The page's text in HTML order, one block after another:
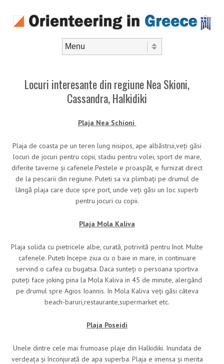
Locuri interesante din regiune Nea Skioni,
Cassandra, Halkidiki
Plaja Nea Schioni
Plaja de coasta pe un teren lung nisipos, ape albăstrui,veți găsi
locuri de jocuri pentru copii, stadiu pentru volei, sport de mare,
diferite taverne și cafenele.Pestele e proaspăt, e furnizat direct
de la pescarii din regiune. Puteti sa va plimbați pe drumul de
lângă plaja care duce spre port, unde veți găsi un loc superb
pentru jocuri cu copii.
Plaja Mola Kaliva
Plaja solida cu pietricele albe, curată, potrivită pentru înot. Multe
cafenele. Puteti începe ziua cu o baie in mare, in continuare
servind o cafea cu bugatsa. Daca sunteți o persoana sportiva
puteți face joking pina la Mola Kaliva in 45 de minute, alergând
pe drumul spre Agios Ioannis. In Mola Kaliva veți găsi câteva
beach-baruri,restaurante,supermarket etc.
Plaja Poseidi
Unele dintre cele mai frumoase plaje din Halkidiki. Inundata de
verdeața și înconjurată de apa superba. Plaja e imensa și merita